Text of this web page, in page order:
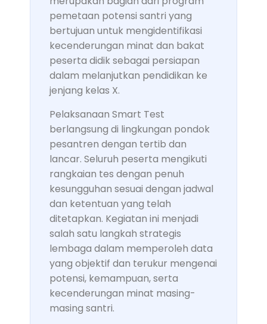
pemetaan potensi santri yang
bertujuan untuk mengidentifikasi
kecenderungan minat dan bakat
peserta didik sebagai persiapan
dalam melanjutkan pendidikan ke
jenjang kelas X.
Pelaksanaan Smart Test
berlangsung di lingkungan pondok
pesantren dengan tertib dan
lancar. Seluruh peserta mengikuti
rangkaian tes dengan penuh
kesungguhan sesuai dengan jadwal
dan ketentuan yang telah
ditetapkan. Kegiatan ini menjadi
salah satu langkah strategis
lembaga dalam memperoleh data
yang objektif dan terukur mengenai
potensi, kemampuan, serta
kecenderungan minat masing-
masing santri.